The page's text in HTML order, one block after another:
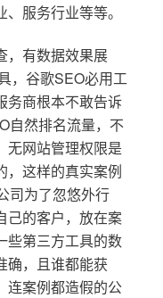
服务行业等等。
，有数据效果展
，谷歌SEO必用工
务商根本不敢告诉
自然排名流量，不
无网站管理权限是
，这样的真实案例
司为了忽悠外行
己的客户，放在案
些第三方工具的数
确，且谁都能获
连案例都造假的公